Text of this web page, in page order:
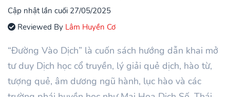
Cập nhật lần cuối 27/05/2025
Reviewed By Lâm Huyền Cơ
“Đường Vào Dịch” là cuốn sách hướng dẫn khai mở
tư duy Dịch học cổ truyền, lý giải quẻ dịch, hào từ,
tượng quẻ, âm dương ngũ hành, lục hào và các